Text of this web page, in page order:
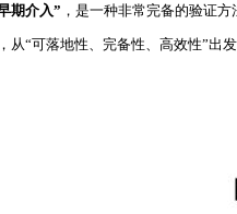
期介入” ，是一种非常完备的验证方
，从“可落地性、完备性、高效性”出